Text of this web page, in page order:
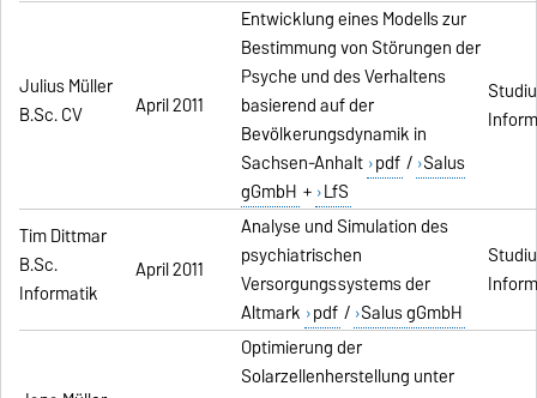
Julius Müller
B.Sc. CV
April 2011
Entwicklung eines Modells zur
Bestimmung von Störungen der
Psyche und des Verhaltens
basierend auf der
Bevölkerungsdynamik in
Sachsen-Anhalt pdf / Salus
gGmbH + LfS
Tim Dittmar
B.Sc.
Informatik
April 2011
Analyse und Simulation des
psychiatrischen
Versorgungssystems der
Altmark pdf / Salus gGmbH
Optimierung der
Solarzellenherstellung unter